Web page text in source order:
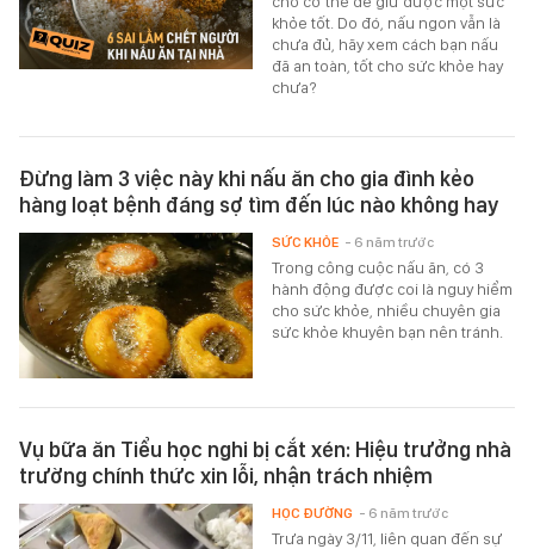
khỏe tốt. Do đó, nấu ngon vẫn là
chưa đủ, hãy xem cách bạn nấu
đã an toàn, tốt cho sức khỏe hay
chưa?
Đừng làm 3 việc này khi nấu ăn cho gia đình kẻo
hàng loạt bệnh đáng sợ tìm đến lúc nào không hay
Trong công cuộc nấu ăn, có 3
hành động được coi là nguy hiểm
cho sức khỏe, nhiều chuyên gia
sức khỏe khuyên bạn nên tránh.
SỨC KHỎE - 6 năm trước
Vụ bữa ăn Tiểu học nghi bị cắt xén: Hiệu trưởng nhà
trường chính thức xin lỗi, nhận trách nhiệm
Trưa ngày 3/11, liên quan đến sự
HỌC ĐƯỜNG - 6 năm trước